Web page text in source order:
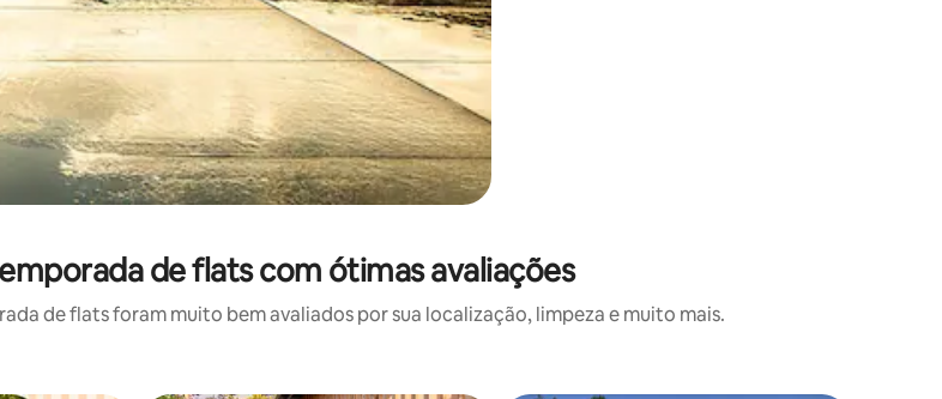
de flats com ótimas avaliações
de flats foram muito bem avaliados por sua localização, limpeza e muito mais.